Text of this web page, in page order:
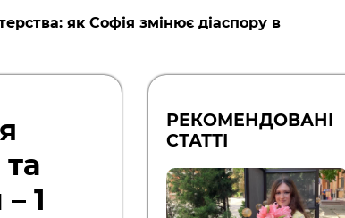
як Софія змінює діаспору в
1
РЕКОМЕНДОВАНІ
СТАТТІ